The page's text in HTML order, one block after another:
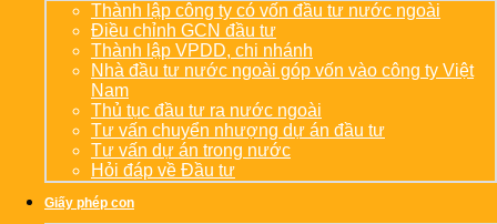
Thành lập công ty có vốn đầu tư nước ngoài
Điều chỉnh GCN đầu tư
Thành lập VPDD, chi nhánh
Nhà đầu tư nước ngoài góp vốn vào công ty Việt
Nam
Thủ tục đầu tư ra nước ngoài
Tư vấn chuyển nhượng dự án đầu tư
Tư vấn dự án trong nước
Hỏi đáp về Đầu tư
Giấy phép con